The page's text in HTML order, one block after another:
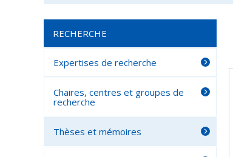
RECHERCHE
Expertises de recherche
Chaires, centres et groupes de
recherche
Thèses et mémoires